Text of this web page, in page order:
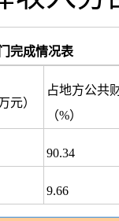
完成情况表
元）
占地方公共
（%）
90.34
9.66